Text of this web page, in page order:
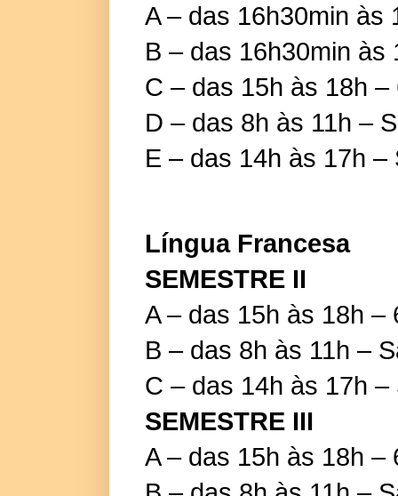
A – das 16h30min às
B – das 16h30min às
C – das 15h às 18h –
D – das 8h às 11h –
E – das 14h às 17h –
Língua Francesa
SEMESTRE II
A – das 15h às 18h –
B – das 8h às 11h –
C – das 14h às 17h –
SEMESTRE III
A – das 15h às 18h –